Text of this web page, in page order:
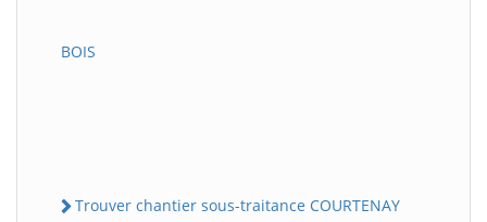
BOIS
Trouver chantier sous-traitance COURTENAY